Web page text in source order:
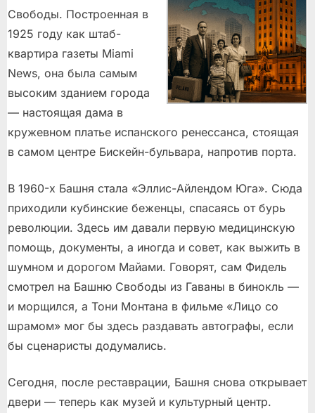
Свободы. Построенная в
1925 году как штаб-
квартира газеты Miami
News, она была самым
высоким зданием города
— настоящая дама в
кружевном платье испанского ренессанса, стоящая
в самом центре Бискейн-бульвара, напротив порта.
В 1960-х Башня стала «Эллис-Айлендом Юга». Сюда
приходили кубинские беженцы, спасаясь от бурь
революции. Здесь им давали первую медицинскую
помощь, документы, а иногда и совет, как выжить в
шумном и дорогом Майами. Говорят, сам Фидель
смотрел на Башню Свободы из Гаваны в бинокль —
и морщился, а Тони Монтана в фильме «Лицо со
шрамом» мог бы здесь раздавать автографы, если
бы сценаристы додумались.
Сегодня, после реставрации, Башня снова открывает
двери — теперь как музей и культурный центр.